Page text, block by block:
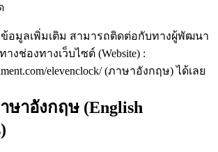
อมูลเพิ่มเติม สามารถติดต่อกับทางผู้พัฒนา
งช่องทางเว็บไซต์ (Website) :
elevenclock/ (ภาษาอังกฤษ) ได้เลย
ษาอังกฤษ (English